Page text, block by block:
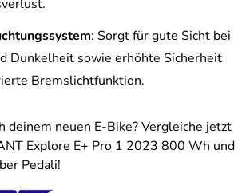
: Sorgt für gute Sicht bei
Dunkelheit sowie erhöhte Sicherheit
Bremslichtfunktion.
deinem neuen E-Bike? Vergleiche jetzt
Explore E+ Pro 1 2023 800 Wh und
Pedali!